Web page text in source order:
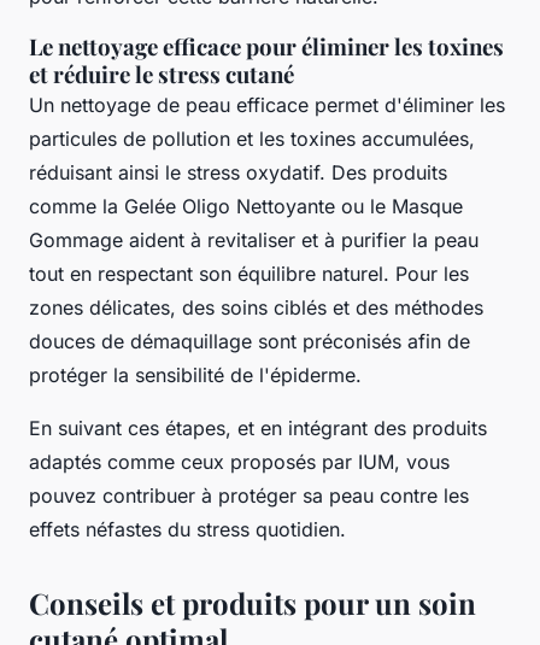
Le nettoyage efficace pour éliminer les toxines
et réduire le stress cutané
Un nettoyage de peau efficace permet d'éliminer les
particules de pollution et les toxines accumulées,
réduisant ainsi le stress oxydatif. Des produits
comme la Gelée Oligo Nettoyante ou le Masque
Gommage aident à revitaliser et à purifier la peau
tout en respectant son équilibre naturel. Pour les
zones délicates, des soins ciblés et des méthodes
douces de démaquillage sont préconisés afin de
protéger la sensibilité de l'épiderme.
En suivant ces étapes, et en intégrant des produits
adaptés comme ceux proposés par IUM, vous
pouvez contribuer à protéger sa peau contre les
effets néfastes du stress quotidien.
Conseils et produits pour un soin